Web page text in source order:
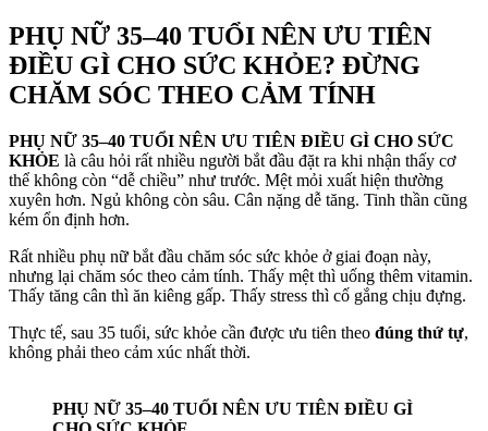
PHỤ NỮ 35–40 TUỔI NÊN ƯU TIÊN
ĐIỀU GÌ CHO SỨC KHỎE? ĐỪNG
CHĂM SÓC THEO CẢM TÍNH
PHỤ NỮ 35–40 TUỔI NÊN ƯU TIÊN ĐIỀU GÌ CHO SỨC
KHỎE là câu hỏi rất nhiều người bắt đầu đặt ra khi nhận thấy cơ
thể không còn “dễ chiều” như trước. Mệt mỏi xuất hiện thường
xuyên hơn. Ngủ không còn sâu. Cân nặng dễ tăng. Tinh thần cũng
kém ổn định hơn.
Rất nhiều phụ nữ bắt đầu chăm sóc sức khỏe ở giai đoạn này,
nhưng lại chăm sóc theo cảm tính. Thấy mệt thì uống thêm vitamin.
Thấy tăng cân thì ăn kiêng gấp. Thấy stress thì cố gắng chịu đựng.
Thực tế, sau 35 tuổi, sức khỏe cần được ưu tiên theo đúng thứ tự,
không phải theo cảm xúc nhất thời.
PHỤ NỮ 35–40 TUỔI NÊN ƯU TIÊN ĐIỀU GÌ